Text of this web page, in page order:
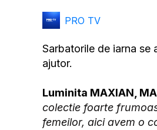
PRO TV
Sarbatorile de iarna se
ajutor.
Luminita MAXIAN,
colectie foarte
femeilor, aici avem o